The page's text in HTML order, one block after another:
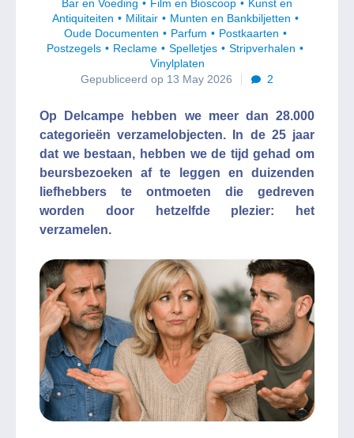
Bar en Voeding Film en Bioscoop
Kunst en
Antiquiteiten
Militair
Munten en Bankbiljetten
Oude Documenten
Parfum
Postkaarten
Postzegels
Reclame Spelletjes
Stripverhalen
Vinylplaten
Gepubliceerd op 13 May 2026
2
Op Delcampe hebben we meer dan 28.000
categorieën verzamelobjecten. In de 25 jaar
dat we bestaan, hebben we de tijd gehad om
beursbezoeken af te leggen en duizenden
liefhebbers te ontmoeten die gedreven
worden door hetzelfde plezier: het
verzamelen.